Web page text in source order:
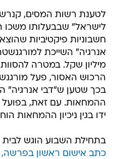
לטענת רשות המסים,
לישראל" שבבעלותו משכו
חשבוניות פיקטיביות
מיליון שקל. במטרה
הרכוש האסור, פעל
בכך שטען ש"דבי אנרגיה"
ההמחאות. עם זאת,
ידו בגין ניכיון ההמחאות
בתחילת השבוע הוגש
כתב אישום ראשון בפרשה,